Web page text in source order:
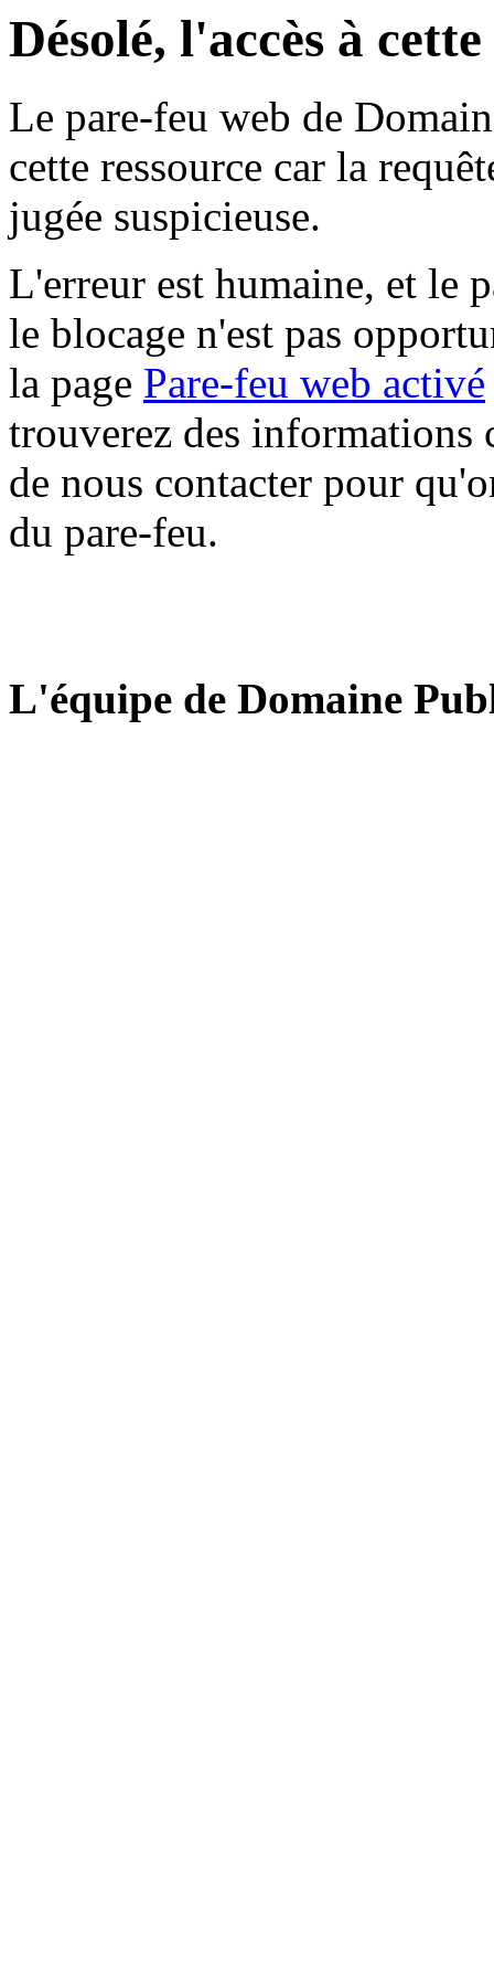
Désolé, l'accès à
Le pare-feu web de
cette ressource car la
jugée suspicieuse.
L'erreur est humaine, et le
le blocage n'est pas
la page Pare-feu web activé
trouverez des informations
de nous contacter pour
du pare-feu.
L'équipe de Domaine